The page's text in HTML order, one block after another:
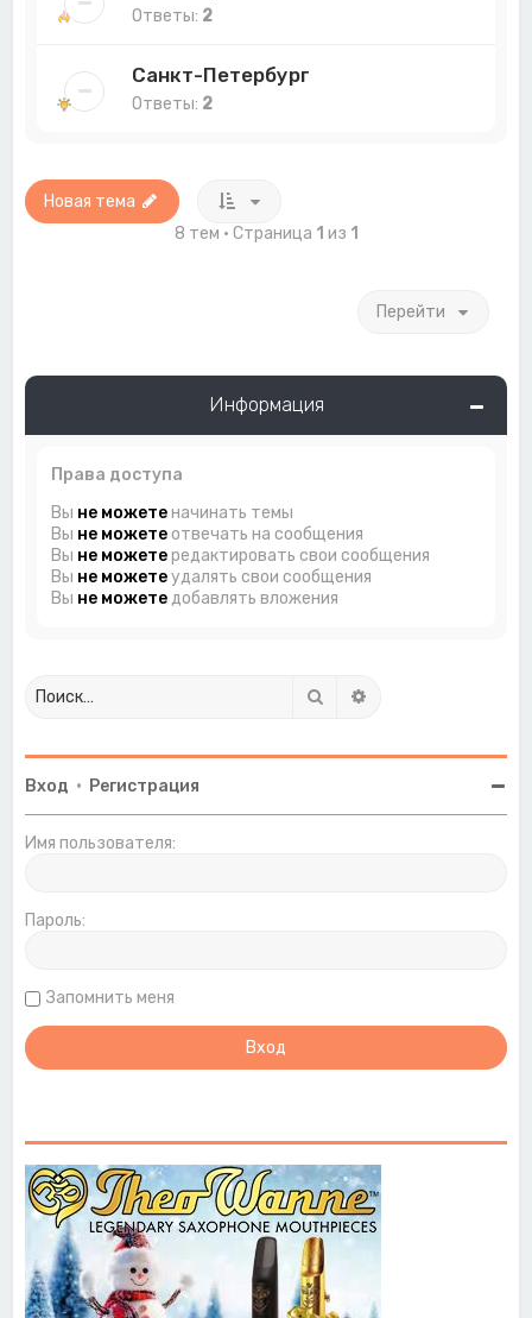
Ответы: 2
Санкт-Петербург
Ответы: 2
Новая тема
8 тем • Страница 1 из 1
Перейти
Информация
Права доступа
Вы не можетеначинать темы
Вы не можетеотвечать на сообщения
Вы не можетередактировать свои сообщения
Вы не можетеудалять свои сообщения
Вы не можетедобавлять вложения
Поиск
Вход • Регистрация
Имя пользователя:
Пароль:
Запомнить меня